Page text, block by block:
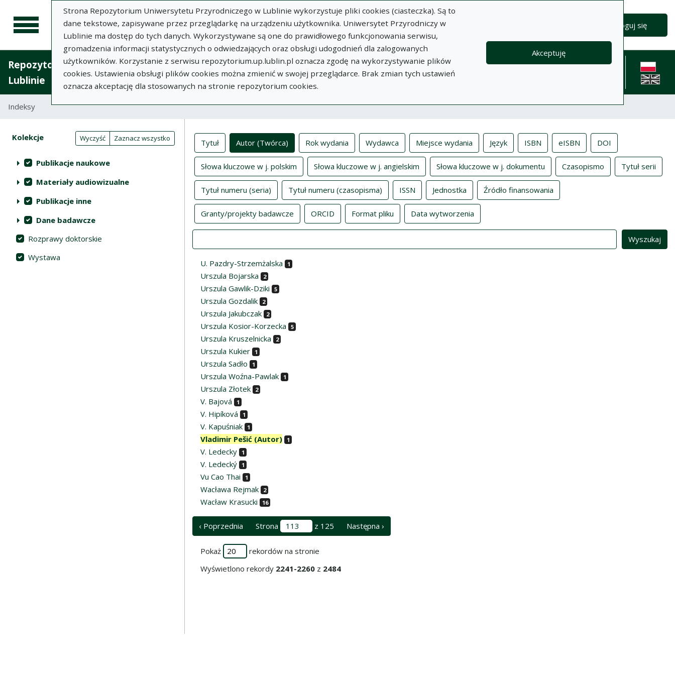
Strona Repozytorium Uniwersytetu Przyrodniczego w Lublinie wykorzystuje pliki cookies (ciasteczka). Są to
dane tekstowe, zapisywane przez przeglądarkę na urządzeniu użytkownika. Uniwersytet Przyrodniczy w
Lublinie ma dostęp do tych danych. Wykorzystywane są one do prawidłowego funkcjonowania serwisu,
gromadzenia informacji statystycznych o odwiedzających oraz obsługi udogodnień dla zalogowanych
użytkowników. Korzystanie z serwisu repozytorium.up.lublin.pl oznacza zgodę na wykorzystywanie plików
cookies. Ustawienia obsługi plików cookies można zmienić w swojej przeglądarce. Brak zmian tych ustawień
oznacza akceptację dla stosowanych na stronie repozytorium cookies.
Akceptuję
Zaloguj się
Repozytorium Uniwersytetu Przyrodniczego w
Lublinie
Dodaj
publikację
O
Repozytorium
Dokumenty Informacje Pomoc
Polityka
Kontakt
English
Indeksy
Akcje na kolekcjach Wyczyść Zaznacz wszystko
Kolekcje (automatyczne przeładowanie treści)
Publikacje naukowe
Materiały audiowizualne
Publikacje inne
Dane badawcze
Rozprawy doktorskie
Wystawa
Indeksy
Tytuł Autor (Twórca) Rok wydania Wydawca Miejsce wydania Język ISBN eISBN DOI
Słowa kluczowe w j. polskim Słowa kluczowe w j. angielskim Słowa kluczowe w j. dokumentu Czasopismo Tytuł serii
Tytuł numeru (seria) Tytuł numeru (czasopisma) ISSN Jednostka Źródło finansowania
Granty/projekty badawcze ORCID Format pliku Data wytworzenia
U. Pazdry-Strzemżalska 1
Urszula Bojarska 2
Urszula Gawlik-Dziki 5
Urszula Gozdalik 2
Urszula Jakubczak 2
Urszula Kosior-Korzecka 5
Urszula Kruszelnicka 2
Urszula Kukier 1
Urszula Sadło 1
Urszula Woźna-Pawlak 1
Urszula Złotek 2
V. Bajová 1
V. Hipíková 1
V. Kapuśniak 1
Vladimir Pešić (Autor) 1
V. Ledecky 1
V. Ledecký 1
Vu Cao Thai 1
Wacława Rejmak 2
Wacław Krasucki 16
‹ Poprzednia Strona z 125 Następna ›
Pokaż
rekordów na stronie
Wyświetlono rekordy 2241-2260 z 2484